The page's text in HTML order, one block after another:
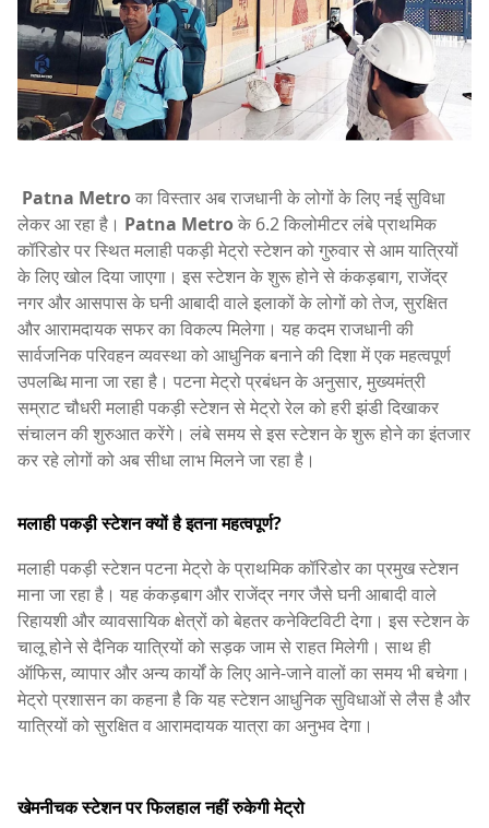
Patna Metroका विस्तार अब राजधानी के लोगों के लिए नई सुविधा
लेकर आ रहा है। Patna Metroके 6.2 किलोमीटर लंबे प्राथमिक
कॉरिडोर पर स्थित मलाही पकड़ी मेट्रो स्टेशन को गुरुवार से आम यात्रियों
के लिए खोल दिया जाएगा। इस स्टेशन के शुरू होने से कंकड़बाग, राजेंद्र
नगर और आसपास के घनी आबादी वाले इलाकों के लोगों को तेज, सुरक्षित
और आरामदायक सफर का विकल्प मिलेगा। यह कदम राजधानी की
सार्वजनिक परिवहन व्यवस्था को आधुनिक बनाने की दिशा में एक महत्वपूर्ण
उपलब्धि माना जा रहा है। पटना मेट्रो प्रबंधन के अनुसार, मुख्यमंत्री
सम्राट चौधरी मलाही पकड़ी स्टेशन से मेट्रो रेल को हरी झंडी दिखाकर
संचालन की शुरुआत करेंगे। लंबे समय से इस स्टेशन के शुरू होने का इंतजार
कर रहे लोगों को अब सीधा लाभ मिलने जा रहा है।
मलाही पकड़ी स्टेशन क्यों है इतना महत्वपूर्ण?
मलाही पकड़ी स्टेशन पटना मेट्रो के प्राथमिक कॉरिडोर का प्रमुख स्टेशन
माना जा रहा है। यह कंकड़बाग और राजेंद्र नगर जैसे घनी आबादी वाले
रिहायशी और व्यावसायिक क्षेत्रों को बेहतर कनेक्टिविटी देगा। इस स्टेशन के
चालू होने से दैनिक यात्रियों को सड़क जाम से राहत मिलेगी। साथ ही
ऑफिस, व्यापार और अन्य कार्यों के लिए आने-जाने वालों का समय भी बचेगा।
मेट्रो प्रशासन का कहना है कि यह स्टेशन आधुनिक सुविधाओं से लैस है और
यात्रियों को सुरक्षित व आरामदायक यात्रा का अनुभव देगा।
खेमनीचक स्टेशन पर फिलहाल नहीं रुकेगी मेट्रो